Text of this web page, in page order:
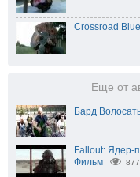
Crossroad
Еще от
Бард
Fallout: Ядер-
Фильм
877